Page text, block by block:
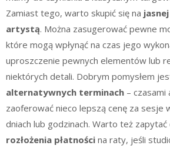
Zamiast tego, warto skupić się na
artystą. Można zasugerować pewne
które mogą wpłynąć na czas jego
uproszczenie pewnych elementów lub
niektórych detali. Dobrym pomysłem
alternatywnych terminach – czasami
zaoferować nieco lepszą cenę za sesje
dniach lub godzinach. Warto też zapytać
rozłożenia płatności na raty, jeśli